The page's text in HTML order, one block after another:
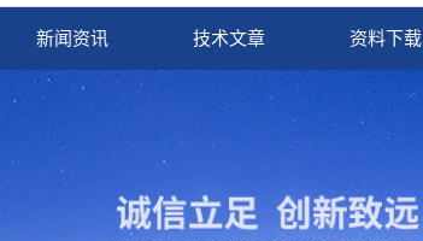
新闻资讯 技术文章 资料下载